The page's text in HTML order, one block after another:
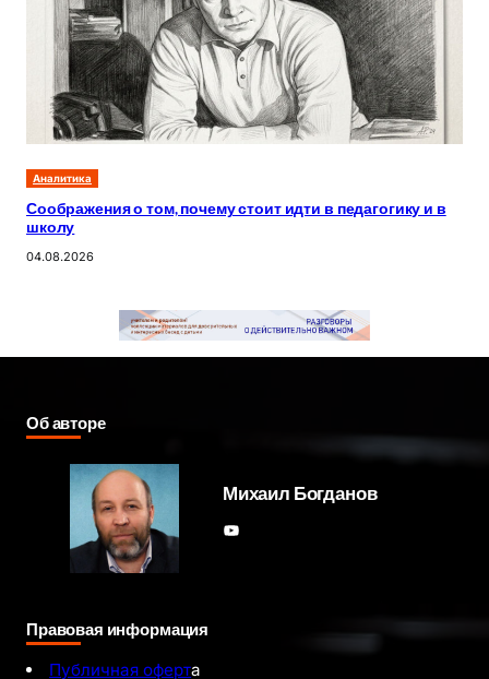
Аналитика
Соображения о том, почему стоит идти в педагогику и в
школу
04.08.2026
Об авторе
Михаил Богданов
YouTube
Правовая информация
Публичная оферта